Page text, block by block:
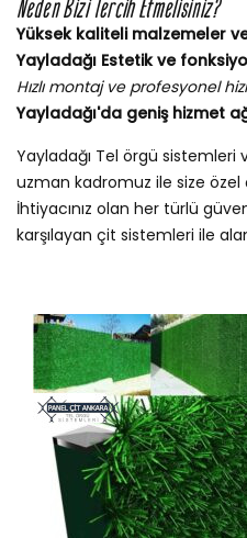
Neden Bizi Tercih Etmelisiniz?
Yüksek kaliteli malzemeler
Yayladağı Estetik ve
Hızlı montaj ve profesyonel
Yayladağı'da geniş hizmet
Yayladağı Tel örgü sistemleri
uzman kadromuz ile size
İhtiyacınız olan her türlü
karşılayan çit sistemleri ile